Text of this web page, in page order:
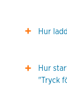
Hur
Hur
"Tryck